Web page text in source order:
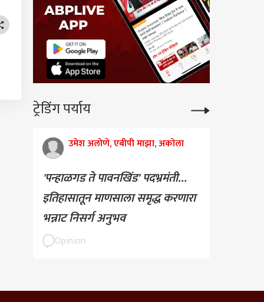
ट्रेडिंग पर्याय
उमेश अलोणे, एबीपी माझा, अकोला
'पन्हाळगड ते पावनखिंड' पदभ्रमंती...
इतिहासातून माणसाला समृद्ध करणारा
भन्नाट निसर्ग अनुभव
Opinion